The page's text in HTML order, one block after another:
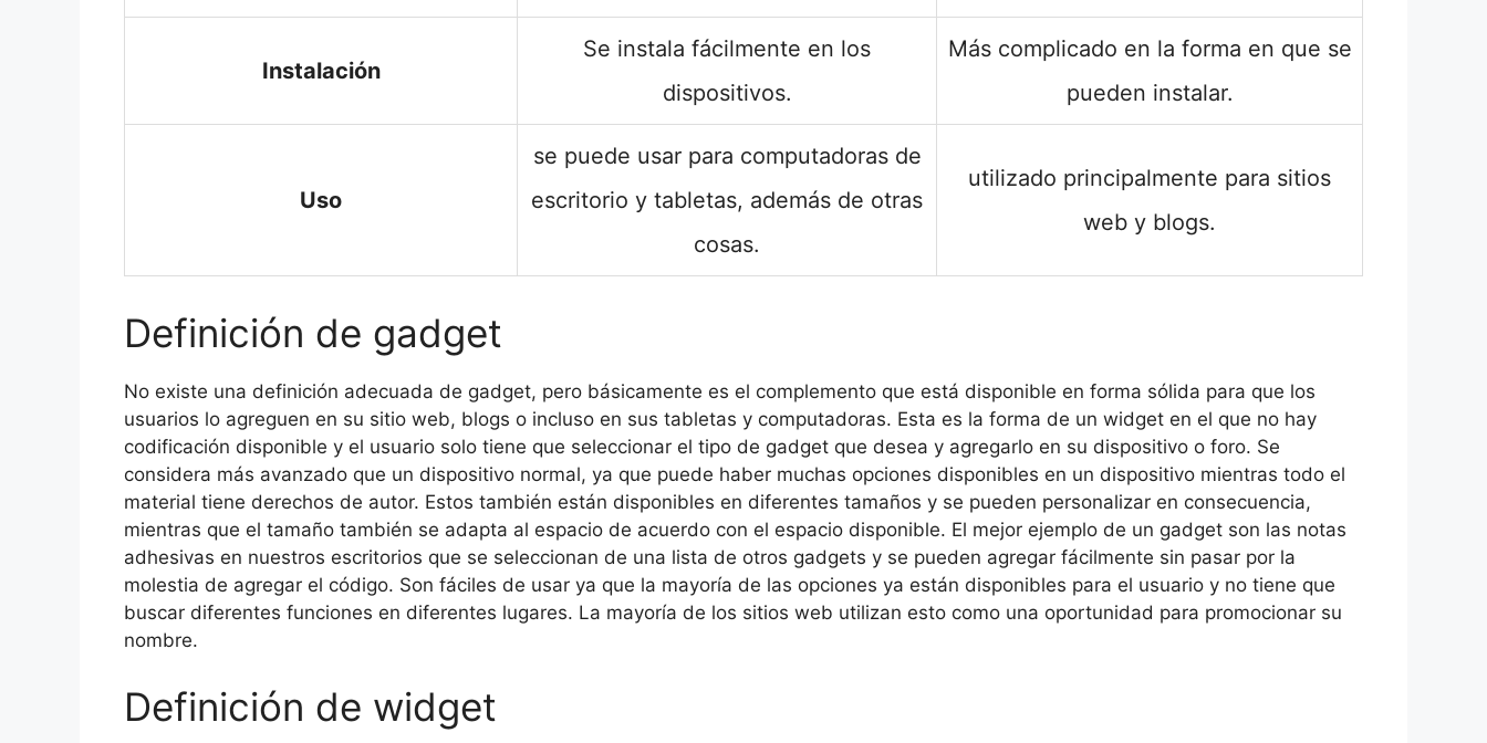
Instalación
Se instala fácilmente en los
dispositivos.
Más complicado en la forma en que se
pueden instalar.
Uso
se puede usar para computadoras de
escritorio y tabletas, además de otras
cosas.
utilizado principalmente para sitios
web y blogs.
Definición de gadget
No existe una definición adecuada de gadget, pero básicamente es el complemento que está disponible en forma sólida para que los
usuarios lo agreguen en su sitio web, blogs o incluso en sus tabletas y computadoras. Esta es la forma de un widget en el que no hay
codificación disponible y el usuario solo tiene que seleccionar el tipo de gadget que desea y agregarlo en su dispositivo o foro. Se
considera más avanzado que un dispositivo normal, ya que puede haber muchas opciones disponibles en un dispositivo mientras todo el
material tiene derechos de autor. Estos también están disponibles en diferentes tamaños y se pueden personalizar en consecuencia,
mientras que el tamaño también se adapta al espacio de acuerdo con el espacio disponible. El mejor ejemplo de un gadget son las notas
adhesivas en nuestros escritorios que se seleccionan de una lista de otros gadgets y se pueden agregar fácilmente sin pasar por la
molestia de agregar el código. Son fáciles de usar ya que la mayoría de las opciones ya están disponibles para el usuario y no tiene que
buscar diferentes funciones en diferentes lugares. La mayoría de los sitios web utilizan esto como una oportunidad para promocionar su
nombre.
Definición de widget